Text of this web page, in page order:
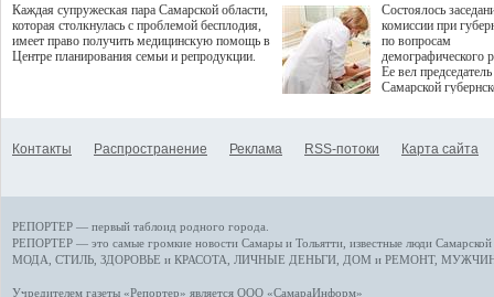
возникающие при
данными
более динамичного
проникновения
сегмент
отраслевое
рассказала Ольга
ходе сессии
качества жизни" в
ПМЭФ 2025. В
Каждая супружеская пара Самарской области,
которая столкнулась с проблемой бесплодия,
имеет право получить медицинскую помощь в
Центре планирования семьи и репродукции.
Состоялось
комиссии при
по вопросам
демографического
Ее вел председатель
Самарской
Контакты Распространение Реклама RSS-потоки Карта сайта
РЕПОРТЕР — первый таблоид родного города.
РЕПОРТЕР — это самые громкие новости Самары и Тольятти, известные люди
МОДА, СТИЛЬ ЗДОРОВЬЕ и КРАСОТА ЛИЧНЫЕ ДЕНЬГИ ДОМ и РЕМОНТ,
Учредителем газеты «Репортер» является ООО «СамараИнформ»